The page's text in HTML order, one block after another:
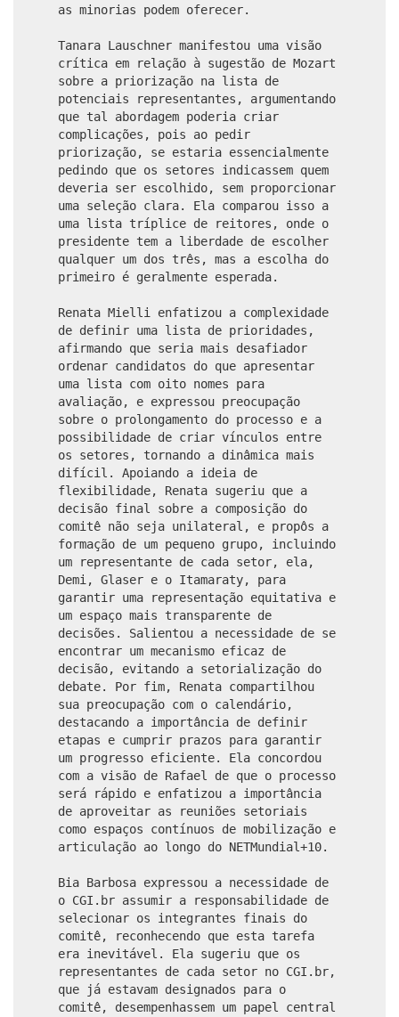
as minorias podem oferecer.
Tanara Lauschner manifestou uma visão
crítica em relação à sugestão de Mozart
sobre a priorização na lista de
potenciais representantes, argumentando
que tal abordagem poderia criar
complicações, pois ao pedir
priorização, se estaria essencialmente
pedindo que os setores indicassem quem
deveria ser escolhido, sem proporcionar
uma seleção clara. Ela comparou isso a
uma lista tríplice de reitores, onde o
presidente tem a liberdade de escolher
qualquer um dos três, mas a escolha do
primeiro é geralmente esperada.
Renata Mielli enfatizou a complexidade
de definir uma lista de prioridades,
afirmando que seria mais desafiador
ordenar candidatos do que apresentar
uma lista com oito nomes para
avaliação, e expressou preocupação
sobre o prolongamento do processo e a
possibilidade de criar vínculos entre
os setores, tornando a dinâmica mais
difícil. Apoiando a ideia de
flexibilidade, Renata sugeriu que a
decisão final sobre a composição do
comitê não seja unilateral, e propôs a
formação de um pequeno grupo, incluindo
um representante de cada setor, ela,
Demi, Glaser e o Itamaraty, para
garantir uma representação equitativa e
um espaço mais transparente de
decisões. Salientou a necessidade de se
encontrar um mecanismo eficaz de
decisão, evitando a setorialização do
debate. Por fim, Renata compartilhou
sua preocupação com o calendário,
destacando a importância de definir
etapas e cumprir prazos para garantir
um progresso eficiente. Ela concordou
com a visão de Rafael de que o processo
será rápido e enfatizou a importância
de aproveitar as reuniões setoriais
como espaços contínuos de mobilização e
articulação ao longo do NETMundial+10.
Bia Barbosa expressou a necessidade de
o CGI.br assumir a responsabilidade de
selecionar os integrantes finais do
comitê, reconhecendo que esta tarefa
era inevitável. Ela sugeriu que os
representantes de cada setor no CGI.br,
que já estavam designados para o
comitê, desempenhassem um papel central